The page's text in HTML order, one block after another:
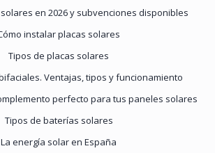
en 2026 y subvenciones disponibles
instalar placas solares
Tipos de placas solares
Ventajas, tipos y funcionamiento
perfecto para tus paneles solares
Tipos de baterías solares
La energía solar en España